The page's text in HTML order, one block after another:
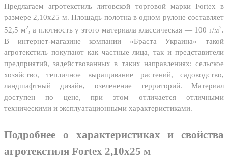
Предлагаем агротекстиль литовской торговой марки Fortex в
размере 2,10х25 м. Площадь полотна в одном рулоне составляет
52,5 м2 , а плотность у этого материала классическая — 100 г/м2 .
В интернет-магазине компании «Браста Украина» такой
агротекстиль покупают как частные лица, так и представители
предприятий, задействованных в таких направлениях: сельское
хозяйство, тепличное выращивание растений, садоводство,
ландшафтный дизайн, озеленение территорий. Материал
доступен по цене, при этом отличается отличными
техническими и эксплуатационными характеристиками.
Подробнее о характеристиках и свойства
агротекстиля Fortex 2,10х25 м